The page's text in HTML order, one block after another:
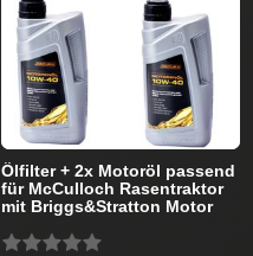
Ölfilter + 2x Motoröl passend
für McCulloch Rasentraktor
mit Briggs&Stratton Motor